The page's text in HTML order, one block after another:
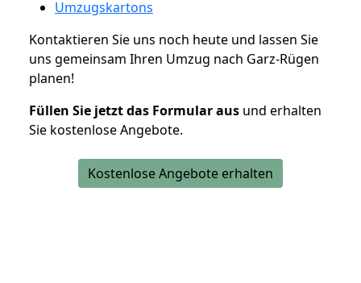
Umzugskartons
Kontaktieren Sie uns noch heute und lassen Sie
uns gemeinsam Ihren Umzug nach Garz-Rügen
planen!
Füllen Sie jetzt das Formular aus und erhalten
Sie kostenlose Angebote.
Kostenlose Angebote erhalten